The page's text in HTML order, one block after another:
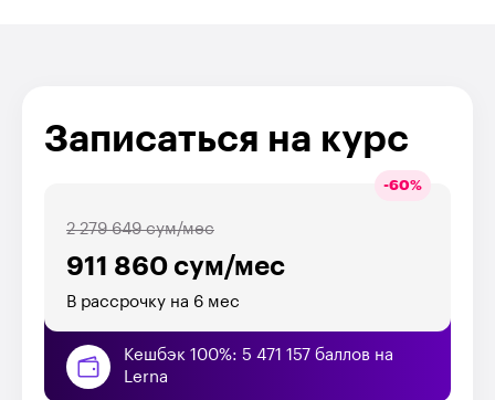
Записаться на курс
-60%
911 860 сум/мес
2 279 649 сум/мес
В рассрочку на 6 мес
Кешбэк 100%: 5 471 157 баллов на
Lerna